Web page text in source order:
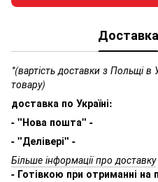
Доставка
*(вартість доставки з Польщі в
товару)
доставка по Україні:
- "Нова пошта" -
- "Делівері" -
Більше інформації про доставку
- Готівкою при отриманні на